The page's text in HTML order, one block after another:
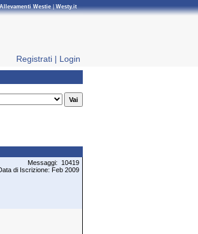
Allevamenti Westie|Westy.it
Registrati | Login
Messaggi: 10419
di Iscrizione: Feb 2009